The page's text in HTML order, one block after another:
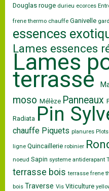
Douglas rouge durieu ecorces
frene thermo chauffe Ganivelle
essences
Lames essences
Lames
terrasse
moso Mélèze Panneaux
Radiata Pin
chauffe Piquets planures Plots
ligne Quincaillerie robinier
noeud Sapin systeme antiderapant
terrasse boisterrasse frene
bois Traverse Vis Viticulture